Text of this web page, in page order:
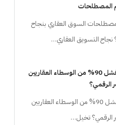
المصطلحات
السوق العقاري بنجاح
نجاح التسويق العقاري…
لماذا يفشل 90% من الوسطاء العقاريين
الرقمي؟
لماذا يفشل 90% من الوسطاء العقاريين
الرقمي؟ تخيل…